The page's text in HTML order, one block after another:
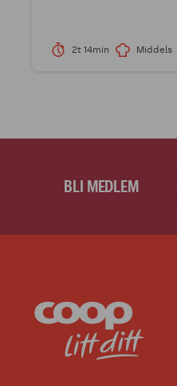
2t 14min Middels
BLI MEDLEM